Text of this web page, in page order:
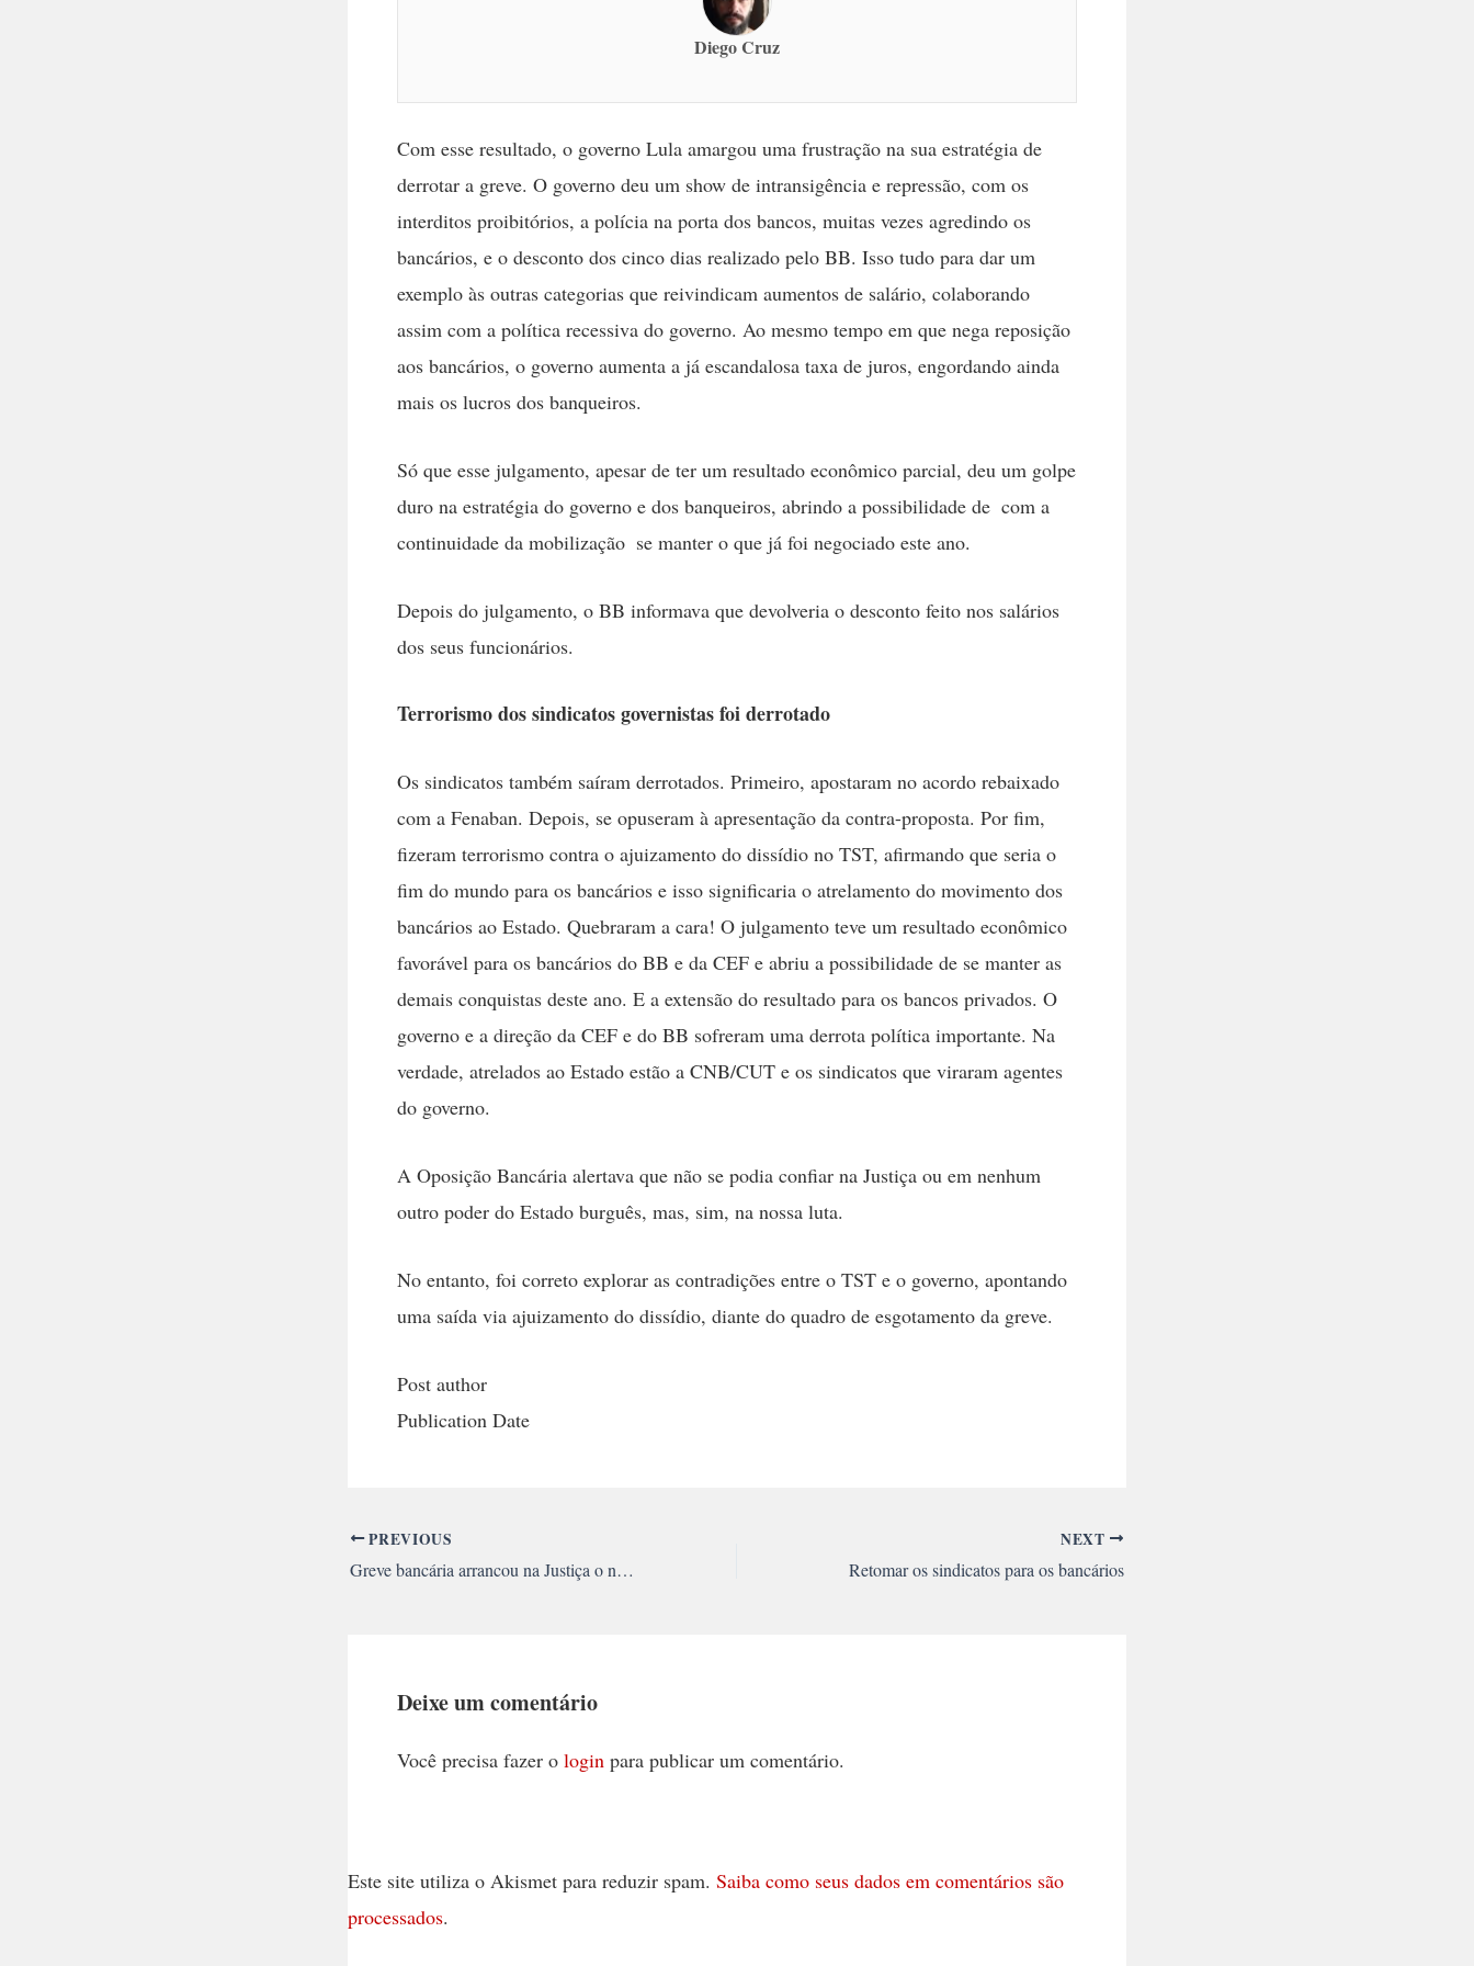
Diego Cruz
Com esse resultado, o governo Lula amargou uma frustração na sua estratégia de
derrotar a greve. O governo deu um show de intransigência e repressão, com os
interditos proibitórios, a polícia na porta dos bancos, muitas vezes agredindo os
bancários, e o desconto dos cinco dias realizado pelo BB. Isso tudo para dar um
exemplo às outras categorias que reivindicam aumentos de salário, colaborando
assim com a política recessiva do governo. Ao mesmo tempo em que nega reposição
aos bancários, o governo aumenta a já escandalosa taxa de juros, engordando ainda
mais os lucros dos banqueiros.
Só que esse julgamento, apesar de ter um resultado econômico parcial, deu um golpe
duro na estratégia do governo e dos banqueiros, abrindo a possibilidade de  com a
continuidade da mobilização  se manter o que já foi negociado este ano.
Depois do julgamento, o BB informava que devolveria o desconto feito nos salários
dos seus funcionários.
Terrorismo dos sindicatos governistas foi derrotado
Os sindicatos também saíram derrotados. Primeiro, apostaram no acordo rebaixado
com a Fenaban. Depois, se opuseram à apresentação da contra-proposta. Por fim,
fizeram terrorismo contra o ajuizamento do dissídio no TST, afirmando que seria o
fim do mundo para os bancários e isso significaria o atrelamento do movimento dos
bancários ao Estado. Quebraram a cara! O julgamento teve um resultado econômico
favorável para os bancários do BB e da CEF e abriu a possibilidade de se manter as
demais conquistas deste ano. E a extensão do resultado para os bancos privados. O
governo e a direção da CEF e do BB sofreram uma derrota política importante. Na
verdade, atrelados ao Estado estão a CNB/CUT e os sindicatos que viraram agentes
do governo.
A Oposição Bancária alertava que não se podia confiar na Justiça ou em nenhum
outro poder do Estado burguês, mas, sim, na nossa luta.
No entanto, foi correto explorar as contradições entre o TST e o governo, apontando
uma saída via ajuizamento do dissídio, diante do quadro de esgotamento da greve.
Post author
Publication Date
PREVIOUS
Greve bancária arrancou na Justiça o não-desconto dos dias e o abono
NEXT
Retomar os sindicatos para os bancários
Deixe um comentário
Você precisa fazer o login para publicar um comentário.
Este site utiliza o Akismet para reduzir spam. Saiba como seus dados em comentários são
processados.